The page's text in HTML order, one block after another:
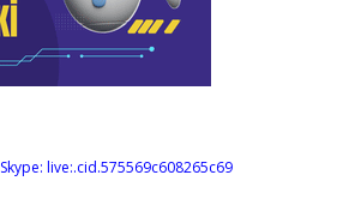
Skype: live:.cid.575569c608265c69